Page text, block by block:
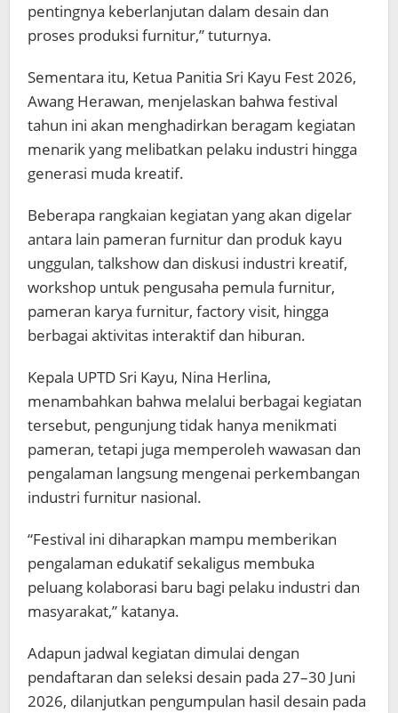
pentingnya keberlanjutan dalam desain dan
proses produksi furnitur,” tuturnya.
Sementara itu, Ketua Panitia Sri Kayu Fest 2026,
Awang Herawan, menjelaskan bahwa festival
tahun ini akan menghadirkan beragam kegiatan
menarik yang melibatkan pelaku industri hingga
generasi muda kreatif.
Beberapa rangkaian kegiatan yang akan digelar
antara lain pameran furnitur dan produk kayu
unggulan, talkshow dan diskusi industri kreatif,
workshop untuk pengusaha pemula furnitur,
pameran karya furnitur, factory visit, hingga
berbagai aktivitas interaktif dan hiburan.
Kepala UPTD Sri Kayu, Nina Herlina,
menambahkan bahwa melalui berbagai kegiatan
tersebut, pengunjung tidak hanya menikmati
pameran, tetapi juga memperoleh wawasan dan
pengalaman langsung mengenai perkembangan
industri furnitur nasional.
“Festival ini diharapkan mampu memberikan
pengalaman edukatif sekaligus membuka
peluang kolaborasi baru bagi pelaku industri dan
masyarakat,” katanya.
Adapun jadwal kegiatan dimulai dengan
pendaftaran dan seleksi desain pada 27–30 Juni
2026, dilanjutkan pengumpulan hasil desain pada